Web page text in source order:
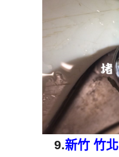
泡 模式，把水管內的
水呈黃色，看起來
生 說，房子才8年，
是自來水，如水管老
出來的水就會是咖啡
會結成黑
9.新竹 竹